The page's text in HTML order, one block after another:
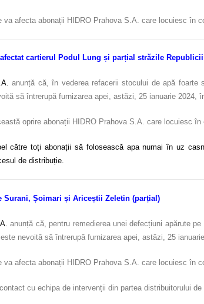
va afecta abonații HIDRO Prahova S.A. care locuiesc în
cartierul Podul Lung și parțial străzile
anunță că, în vederea refacerii stocului de apă
să întrerupă furnizarea apei, astăzi, 25 ianuarie 2024,
oprire abonații HIDRO Prahova S.A. care locuiesc
către toți abonații să folosească apa numai în uz
de distribuție.
Surani, Șoimari și Ariceștii Zeletin (parțial)
anunță că, pentru remedierea unei defecțiuni apărute
nevoită să întrerupă furnizarea apei, astăzi, 25
va afecta abonații HIDRO Prahova S.A. care locuiesc în
cu echipa de intervenții din partea distribuitorului de